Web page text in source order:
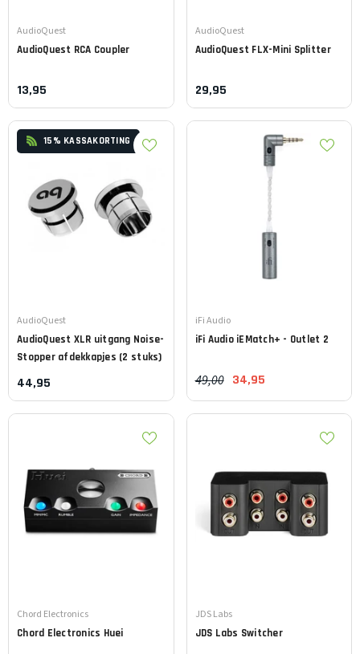
Leverancier:
AudioQuest
AudioQuest RCA Coupler
13,95
Leverancier:
AudioQuest
AudioQuest FLX-Mini Splitter
29,95
15% KASSAKORTING
Leverancier:
AudioQuest
AudioQuest XLR uitgang Noise-
Stopper afdekkapjes (2 stuks)
44,95
Leverancier:
iFi Audio
iFi Audio iEMatch+ - Outlet 2
49,00 34,95
Leverancier:
Chord Electronics
Chord Electronics Huei
Leverancier:
JDS Labs
JDS Labs Switcher